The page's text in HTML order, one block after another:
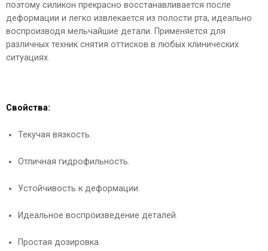
поэтому силикон прекрасно восстанавливается после
деформации и легко извлекается из полости рта, идеально
воспроизводя мельчайшие детали. Применяется для
различных техник снятия оттисков в любых клинических
ситуациях.
Свойства:
Текучая вязкость.
Отличная гидрофильность.
Устойчивость к деформации.
Идеальное воспроизведение деталей.
Простая дозировка.